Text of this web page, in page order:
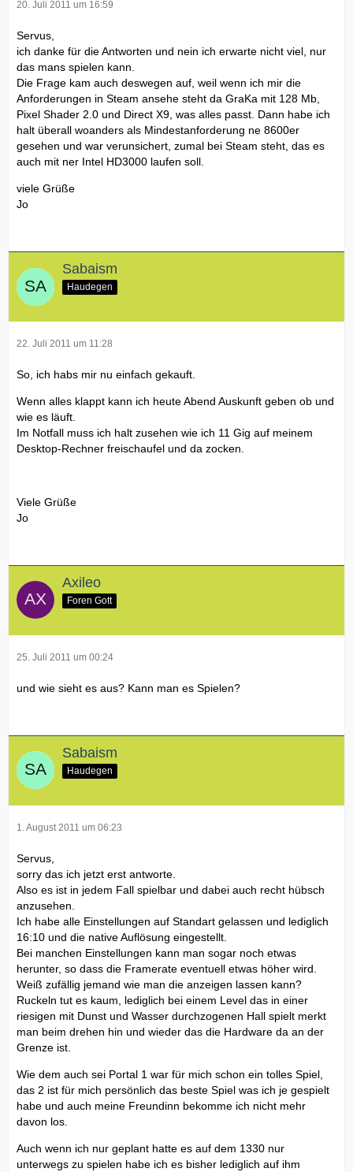
20. Juli 2011 um 16:59
Servus,
ich danke für die Antworten und nein ich erwarte nicht viel, nur
das mans spielen kann.
Die Frage kam auch deswegen auf, weil wenn ich mir die
Anforderungen in Steam ansehe steht da GraKa mit 128 Mb,
Pixel Shader 2.0 und Direct X9, was alles passt. Dann habe ich
halt überall woanders als Mindestanforderung ne 8600er
gesehen und war verunsichert, zumal bei Steam steht, das es
auch mit ner Intel HD3000 laufen soll.
viele Grüße
Jo
Sabaism
Haudegen
22. Juli 2011 um 11:28
So, ich habs mir nu einfach gekauft.
Wenn alles klappt kann ich heute Abend Auskunft geben ob und
wie es läuft.
Im Notfall muss ich halt zusehen wie ich 11 Gig auf meinem
Desktop-Rechner freischaufel und da zocken.
Viele Grüße
Jo
Axileo
Foren Gott
25. Juli 2011 um 00:24
und wie sieht es aus? Kann man es Spielen?
Sabaism
Haudegen
1. August 2011 um 06:23
Servus,
sorry das ich jetzt erst antworte.
Also es ist in jedem Fall spielbar und dabei auch recht hübsch
anzusehen.
Ich habe alle Einstellungen auf Standart gelassen und lediglich
16:10 und die native Auflösung eingestellt.
Bei manchen Einstellungen kann man sogar noch etwas
herunter, so dass die Framerate eventuell etwas höher wird.
Weiß zufällig jemand wie man die anzeigen lassen kann?
Ruckeln tut es kaum, lediglich bei einem Level das in einer
riesigen mit Dunst und Wasser durchzogenen Hall spielt merkt
man beim drehen hin und wieder das die Hardware da an der
Grenze ist.
Wie dem auch sei Portal 1 war für mich schon ein tolles Spiel,
das 2 ist für mich persönlich das beste Spiel was ich je gespielt
habe und auch meine Freundinn bekomme ich nicht mehr
davon los.
Auch wenn ich nur geplant hatte es auf dem 1330 nur
unterwegs zu spielen habe ich es bisher lediglich auf ihm